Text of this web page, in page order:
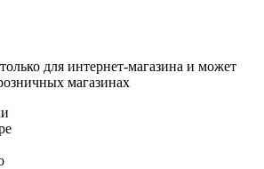
для интернет-магазина и может
магазинах